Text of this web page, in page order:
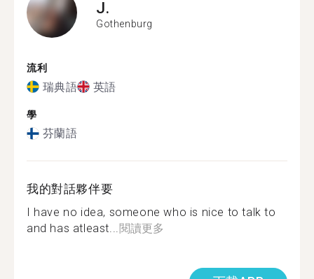
J.
Gothenburg
流利
瑞典語 英語
學
芬蘭語
我的對話夥伴要
I have no idea, someone who is nice to talk to
and has atleast...閱讀更多